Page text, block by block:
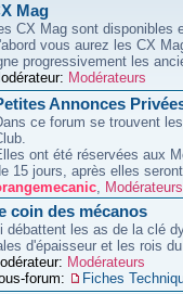
Mag
CX Mag sont disponibles
vous aurez les CX
progressivement les
Modérateurs
Annonces
ce forum se trouvent
ont été réservées aux
15 jours, après elles
, Modérateurs
coin des mécanos
débattent les as de la clé
d'épaisseur et les rois
Modérateurs
forum:
Fiches